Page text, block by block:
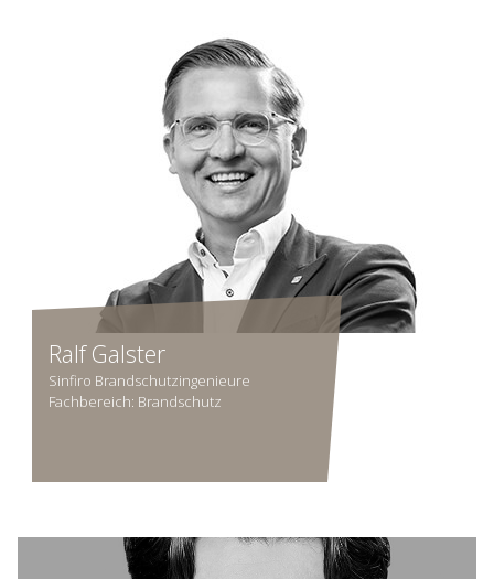
Ralf Galster
Sinfiro Brandschutzingenieure
Fachbereich: Brandschutz